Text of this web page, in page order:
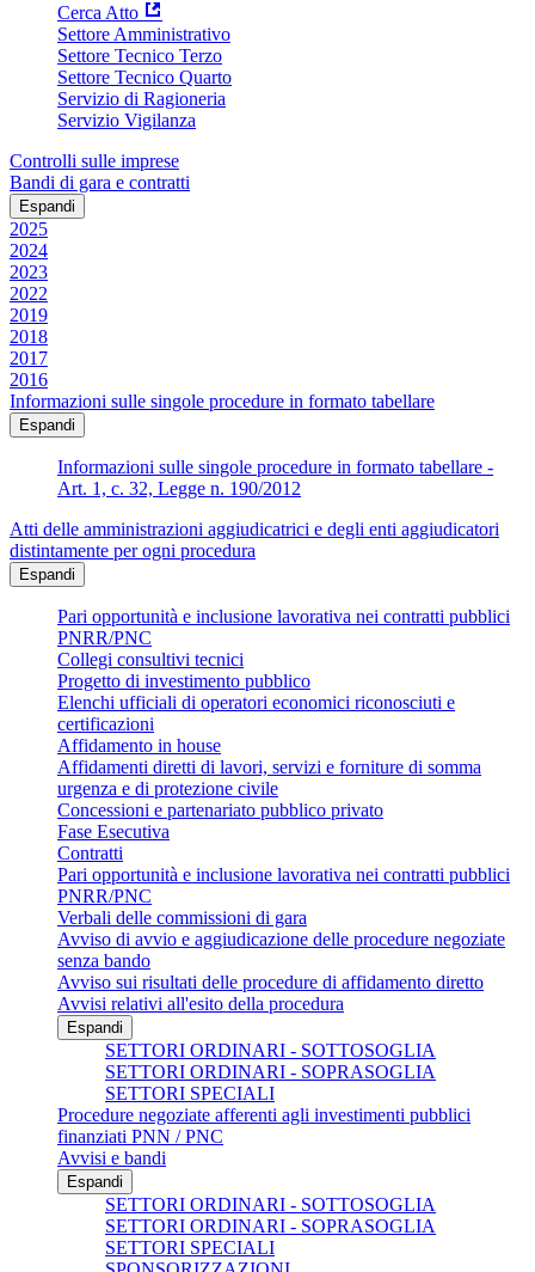
Cerca Atto
Settore Amministrativo
Settore Tecnico Terzo
Settore Tecnico Quarto
Servizio di Ragioneria
Servizio Vigilanza
Controlli sulle imprese
Bandi di gara e contratti
Espandi
2025
2024
2023
2022
2019
2018
2017
2016
Informazioni sulle singole procedure in formato tabellare
Espandi
Informazioni sulle singole procedure in formato tabellare -
Art. 1, c. 32, Legge n. 190/2012
Atti delle amministrazioni aggiudicatrici e degli enti aggiudicatori
distintamente per ogni procedura
Espandi
Pari opportunità e inclusione lavorativa nei contratti pubblici
PNRR/PNC
Collegi consultivi tecnici
Progetto di investimento pubblico
Elenchi ufficiali di operatori economici riconosciuti e
certificazioni
Affidamento in house
Affidamenti diretti di lavori, servizi e forniture di somma
urgenza e di protezione civile
Concessioni e partenariato pubblico privato
Fase Esecutiva
Contratti
Pari opportunità e inclusione lavorativa nei contratti pubblici
PNRR/PNC
Verbali delle commissioni di gara
Avviso di avvio e aggiudicazione delle procedure negoziate
senza bando
Avviso sui risultati delle procedure di affidamento diretto
Avvisi relativi all'esito della procedura
Espandi
SETTORI ORDINARI - SOTTOSOGLIA
SETTORI ORDINARI - SOPRASOGLIA
SETTORI SPECIALI
Procedure negoziate afferenti agli investimenti pubblici
finanziati PNN / PNC
Avvisi e bandi
Espandi
SETTORI ORDINARI - SOTTOSOGLIA
SETTORI ORDINARI - SOPRASOGLIA
SETTORI SPECIALI